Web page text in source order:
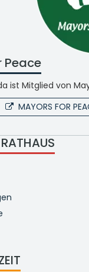
Peace
ist Mitglied von
MAYORS FOR